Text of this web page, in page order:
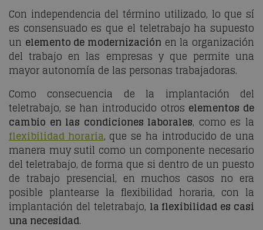
Con independencia del término utilizado, lo que sí
es consensuado es que el teletrabajo ha supuesto
un elemento de modernización en la organización
del trabajo en las empresas y que permite una
mayor autonomía de las personas trabajadoras.
Como consecuencia de la implantación del
teletrabajo, se han introducido otros elementos de
cambio en las condiciones laborales, como es la
flexibilidad horaria, que se ha introducido de una
manera muy sutil como un componente necesario
del teletrabajo, de forma que si dentro de un puesto
de trabajo presencial, en muchos casos no era
posible plantearse la flexibilidad horaria, con la
implantación del teletrabajo, la flexibilidad es casi
una necesidad.